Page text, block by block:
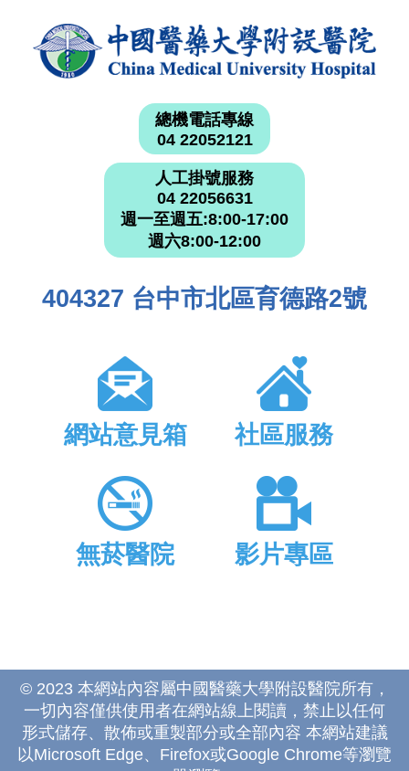
總機電話專線
04 22052121
人工掛號服務
04 22056631
週一至週五:8:00-17:00
週六8:00-12:00
404327 台中市北區育德路2號
網站意見箱 社區服務
無菸醫院 影片專區
© 2023 本網站內容屬中國醫藥大學附設醫院所有，
一切內容僅供使用者在網站線上閱讀，禁止以任何
形式儲存、散佈或重製部分或全部內容 本網站建議
以Microsoft Edge、Firefox或Google Chrome等瀏覽